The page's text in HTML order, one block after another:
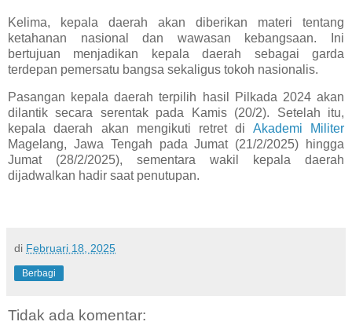
Kelima, kepala daerah akan diberikan materi tentang
ketahanan nasional dan wawasan kebangsaan. Ini
bertujuan menjadikan kepala daerah sebagai garda
terdepan pemersatu bangsa sekaligus tokoh nasionalis.
Pasangan kepala daerah terpilih hasil Pilkada 2024 akan
dilantik secara serentak pada Kamis (20/2). Setelah itu,
kepala daerah akan mengikuti retret di Akademi Militer
Magelang, Jawa Tengah pada Jumat (21/2/2025) hingga
Jumat (28/2/2025), sementara wakil kepala daerah
dijadwalkan hadir saat penutupan.
di Februari 18, 2025
Berbagi
Tidak ada komentar: